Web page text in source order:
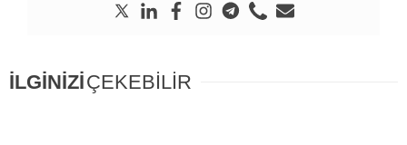
İLGİNİZİÇEKEBİLİR